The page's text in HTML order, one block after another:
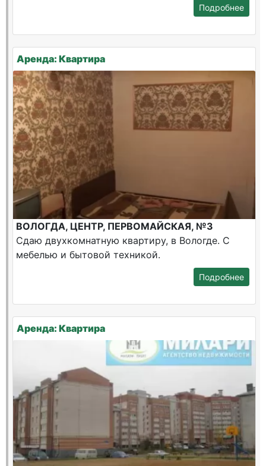
Подробнее
Аренда: Квартира
ВОЛОГДА, ЦЕНТР, ПЕРВОМАЙСКАЯ, №3
Сдаю двухкомнатную квартиру, в Вологде. С
мебелью и бытовой техникой.
Подробнее
Аренда: Квартира